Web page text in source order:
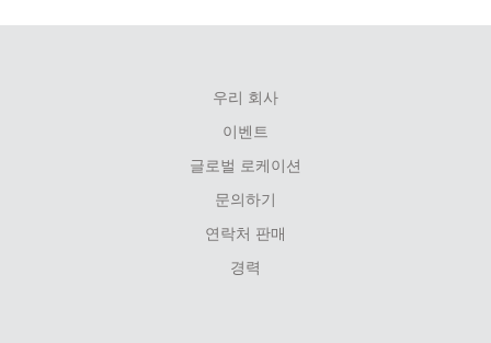
우리 회사
이벤트
글로벌 로케이션
문의하기
연락처 판매
경력